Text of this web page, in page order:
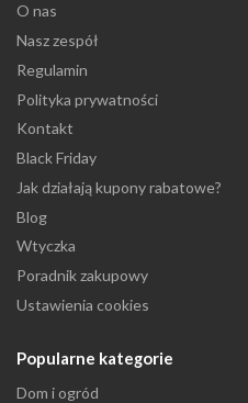
O nas
Nasz zespół
Regulamin
Polityka prywatności
Kontakt
Black Friday
Jak działają kupony rabatowe?
Blog
Wtyczka
Poradnik zakupowy
Ustawienia cookies
Popularne kategorie
Dom i ogród